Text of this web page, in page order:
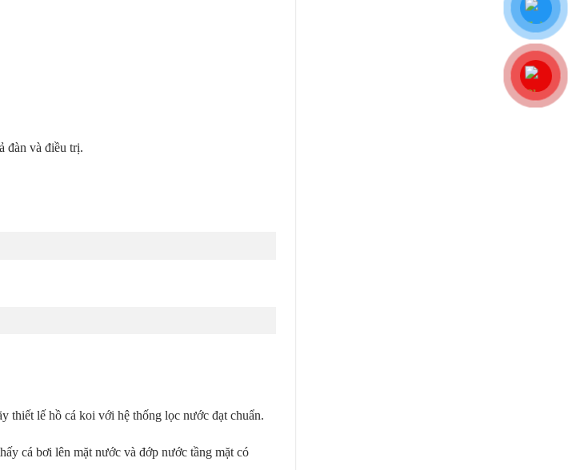
đàn và điều trị.
thiết lế hồ cá koi với hệ thống lọc nước đạt chuẩn.
cá bơi lên mặt nước và đớp nước tầng mặt có